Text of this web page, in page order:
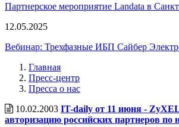
Партнерское мероприятие Landata в
12.05.2025
Вебинар: Трехфазные ИБП Сайбер
Главная
Пресс-центр
Пресса о нас
10.02.2003 IT-daily от 11 июня -
авторизацию российских партнеров по